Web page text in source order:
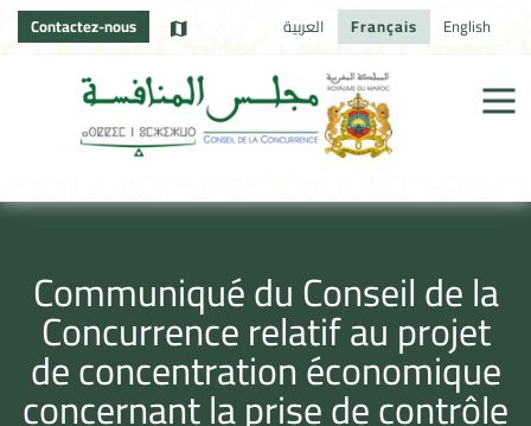
Contactez-nous العربية Français English
Communiqué du Conseil de la
Concurrence relatif au projet
de concentration économique
concernant la prise de contrôle